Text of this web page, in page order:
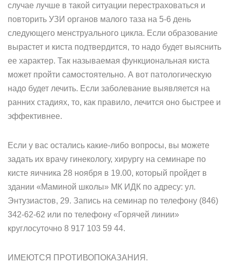
случае лучше в такой ситуации перестраховаться и
повторить УЗИ органов малого таза на 5-6 день
следующего менструального цикла. Если образование
вырастет и киста подтвердится, то надо будет выяснить
ее характер. Так называемая функциональная киста
может пройти самостоятельно. А вот патологическую
надо будет лечить. Если заболевание выявляется на
ранних стадиях, то, как правило, лечится оно быстрее и
эффективнее.
Если у вас остались какие-либо вопросы, вы можете
задать их врачу гинекологу, хирургу на семинаре по
кисте яичника 28 ноября в 19.00, который пройдет в
здании «Маминой школы» МК ИДК по адресу: ул.
Энтузиастов, 29. Запись на семинар по телефону (846)
342-62-62 или по телефону «Горячей линии»
круглосуточно 8 917 103 59 44.
ИМЕЮТСЯ ПРОТИВОПОКАЗАНИЯ.